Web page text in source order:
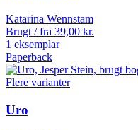
Katarina Wennstam
Brugt / fra 39,00 kr.
1 eksemplar
Paperback
Flere varianter
Uro